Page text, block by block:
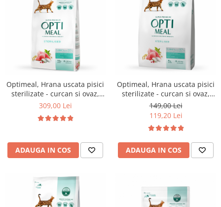
Optimeal, Hrana uscata pisici
sterilizate - curcan si ovaz,
10kg
309,00 Lei
ADAUGA IN COS
Optimeal, Hrana uscata pisici
sterilizate - curcan si ovaz,
4kg
149,00 Lei
119,20 Lei
ADAUGA IN COS